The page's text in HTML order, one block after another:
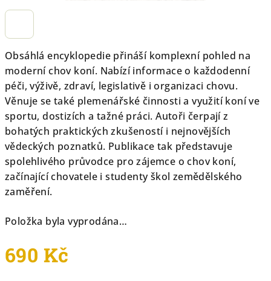
Obsáhlá encyklopedie přináší komplexní pohled na
moderní chov koní. Nabízí informace o každodenní
péči, výživě, zdraví, legislativě i organizaci chovu.
Věnuje se také plemenářské činnosti a využití koní ve
sportu, dostizích a tažné práci. Autoři čerpají z
bohatých praktických zkušeností i nejnovějších
vědeckých poznatků. Publikace tak představuje
spolehlivého průvodce pro zájemce o chov koní,
začínající chovatele i studenty škol zemědělského
zaměření.
Položka byla vyprodána…
690 Kč